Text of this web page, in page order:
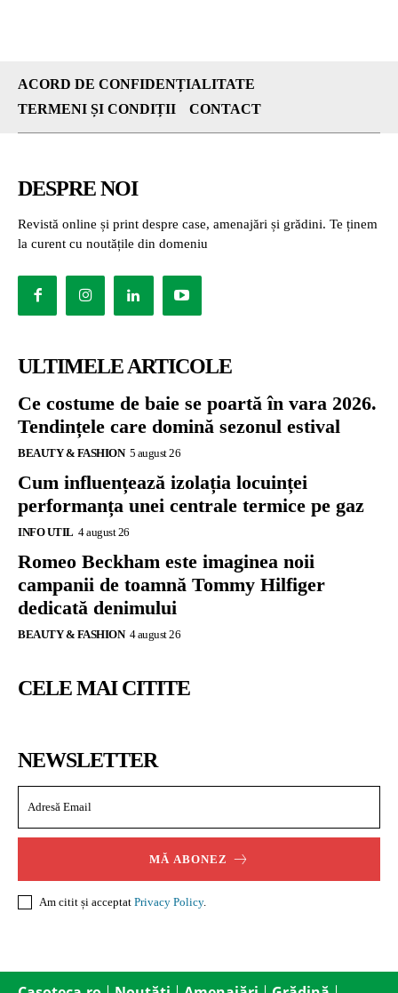
ACORD DE CONFIDENȚIALITATE
TERMENI ȘI CONDIȚII
CONTACT
DESPRE NOI
Revistă online și print despre case, amenajări și grădini. Te ținem
la curent cu noutățile din domeniu
ULTIMELE ARTICOLE
Ce costume de baie se poartă în vara 2026.
Tendințele care domină sezonul estival
BEAUTY & FASHION 5 august 26
Cum influențează izolația locuinței
performanța unei centrale termice pe gaz
INFO UTIL 4 august 26
Romeo Beckham este imaginea noii
campanii de toamnă Tommy Hilfiger
dedicată denimului
BEAUTY & FASHION 4 august 26
CELE MAI CITITE
NEWSLETTER
MĂ ABONEZ
Am citit și acceptat Privacy Policy.